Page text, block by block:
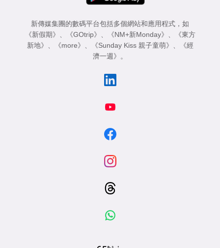
新傳媒集團的數碼平台包括多個網站和應用程式，如
《新假期》 、 《GOtrip》 、 《NM+新Monday》 、
《東方
新地》 、 《more》 、 《Sunday Kiss 親子童萌》 、
《經
濟一週》 。